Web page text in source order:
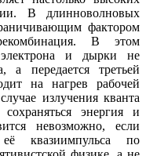
В длинноволновых
фактором
рекомбинация. В этом
электрона и дырки не
а передается третьей
на нагрев рабочей
излучения кванта
энергия и
невозможно, если
квазиимпульса по